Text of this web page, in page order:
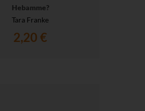
Hebamme?
Tara Franke
2,20 €